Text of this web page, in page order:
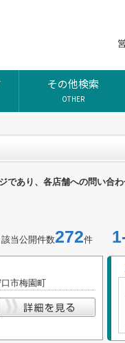
その他検索
OTHER
あり、各店舗への問い合わ
該当公開件数272件
市梅園町